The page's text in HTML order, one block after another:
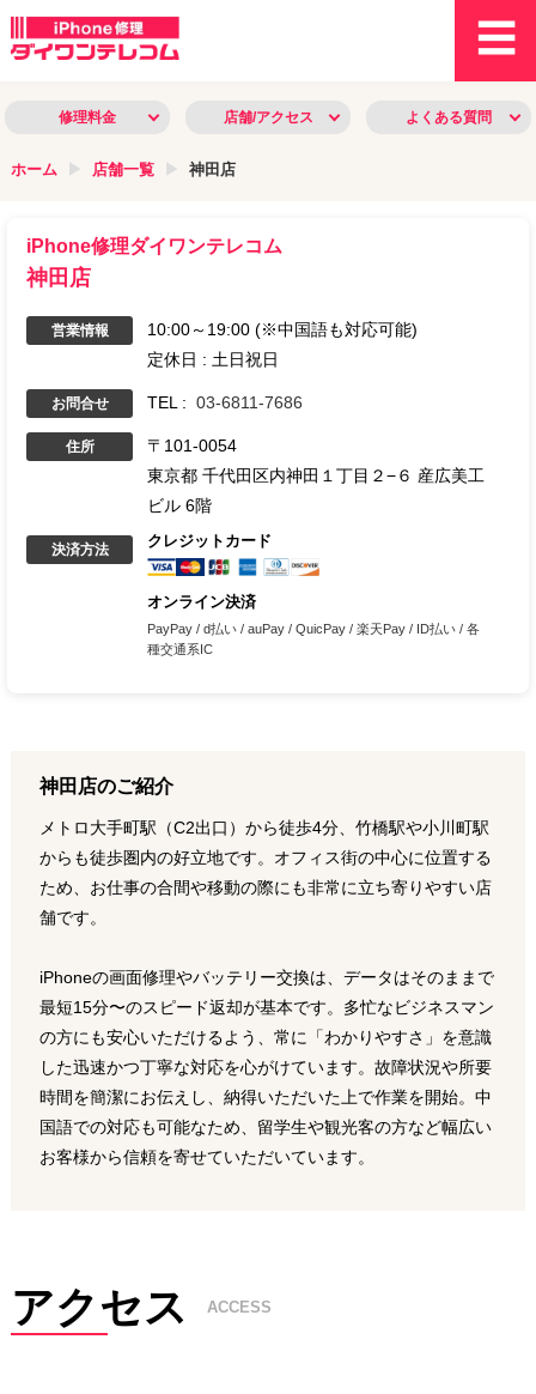
修理料金 店舗/アクセス よくある質問
ホーム 店舗一覧 神田店
iPhone修理ダイワンテレコム
神田店
営業情報 10:00～19:00 (※中国語も対応可能)
定休日 : 土日祝日
お問合せ TEL : 03-6811-7686
住所 〒 101-0054
東京都 千代田区内神田１丁目２−６ 産広美工
ビル 6階
決済方法
クレジットカード
オンライン決済
PayPay / d払い / auPay / QuicPay / 楽天Pay / ID払い / 各
種交通系IC
神田店のご紹介
メトロ大手町駅（C2出口）から徒歩4分、竹橋駅や小川町駅
からも徒歩圏内の好立地です。オフィス街の中心に位置する
ため、お仕事の合間や移動の際にも非常に立ち寄りやすい店
舗です。
iPhoneの画面修理やバッテリー交換は、データはそのままで
最短15分〜のスピード返却が基本です。多忙なビジネスマン
の方にも安心いただけるよう、常に「わかりやすさ」を意識
した迅速かつ丁寧な対応を心がけています。故障状況や所要
時間を簡潔にお伝えし、納得いただいた上で作業を開始。中
国語での対応も可能なため、留学生や観光客の方など幅広い
お客様から信頼を寄せていただいています。
アクセス ACCESS